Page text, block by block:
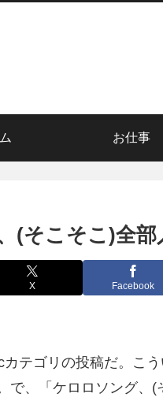
お仕事
(そこそこ)全
X Facebook
テゴリの投稿だ。こ
で、「ケロロソング、